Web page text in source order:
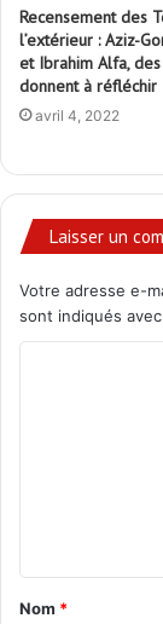
Recensement des
l’extérieur : Aziz-
et Ibrahim Alfa,
donnent à réfléchir
avril 4, 2022
Laisser un
Votre adresse e-
sont indiqués avec
t
a
Nom *